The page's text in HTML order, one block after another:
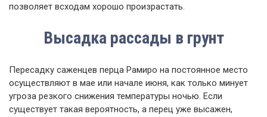
позволяет всходам хорошо произрастать.
Высадка рассады в грунт
Пересадку саженцев перца Рамиро на постоянное место
осуществляют в мае или начале июня, как только минует
угроза резкого снижения температуры ночью. Если
существует такая вероятность, а перец уже высажен,